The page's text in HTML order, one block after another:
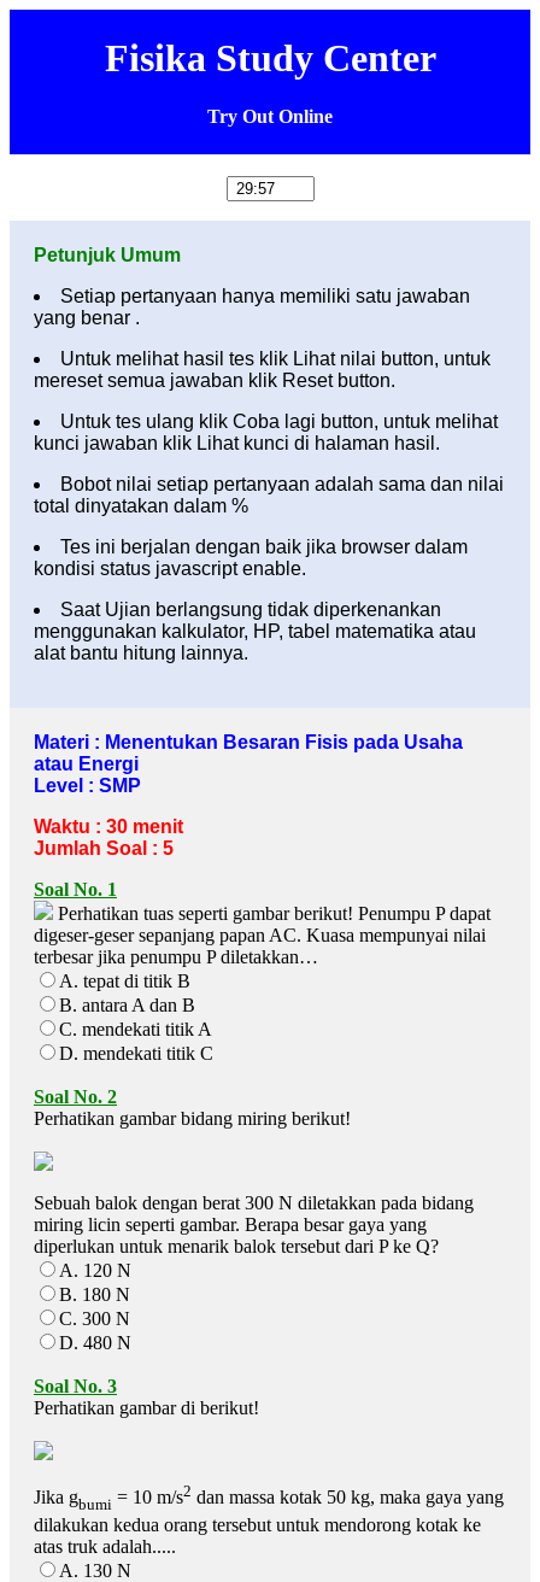
Fisika Study Center
Try Out Online
Petunjuk Umum
Setiap pertanyaan hanya memiliki satu jawaban
yang benar .
Untuk melihat hasil tes klik Lihat nilai button, untuk
mereset semua jawaban klik Reset button.
Untuk tes ulang klik Coba lagi button, untuk melihat
kunci jawaban klik Lihat kunci di halaman hasil.
Bobot nilai setiap pertanyaan adalah sama dan nilai
total dinyatakan dalam %
Tes ini berjalan dengan baik jika browser dalam
kondisi status javascript enable.
Saat Ujian berlangsung tidak diperkenankan
menggunakan kalkulator, HP, tabel matematika atau
alat bantu hitung lainnya.
Materi : Menentukan Besaran Fisis pada Usaha
atau Energi
Level : SMP
Waktu : 30 menit
Jumlah Soal : 5
Soal No. 1
Perhatikan tuas seperti gambar berikut! Penumpu P dapat
digeser-geser sepanjang papan AC. Kuasa mempunyai nilai
terbesar jika penumpu P diletakkan…
A. tepat di titik B
B. antara A dan B
C. mendekati titik A
D. mendekati titik C
Soal No. 2
Perhatikan gambar bidang miring berikut!
Sebuah balok dengan berat 300 N diletakkan pada bidang
miring licin seperti gambar. Berapa besar gaya yang
diperlukan untuk menarik balok tersebut dari P ke Q?
A. 120 N
B. 180 N
C. 300 N
D. 480 N
Soal No. 3
Perhatikan gambar di berikut!
Jika gbumi = 10 m/s2 dan massa kotak 50 kg, maka gaya yang
dilakukan kedua orang tersebut untuk mendorong kotak ke
atas truk adalah.....
A. 130 N